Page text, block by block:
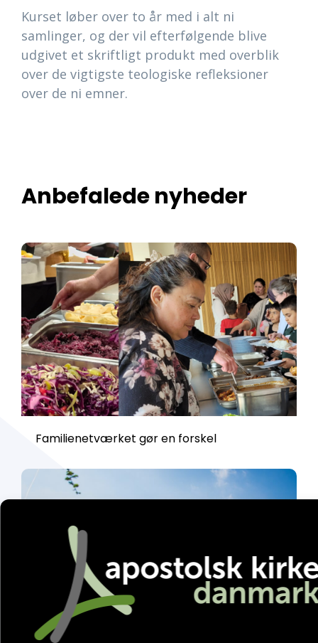
Kurset løber over to år med i alt ni
samlinger, og der vil efterfølgende blive
udgivet et skriftligt produkt med overblik
over de vigtigste teologiske refleksioner
over de ni emner.
Anbefalede nyheder
Familienetværket gør en forskel